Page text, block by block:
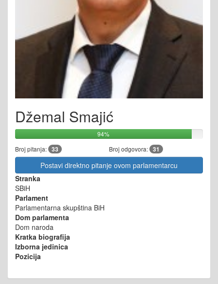
Džemal Smajić
94%
Broj pitanja: 33 Broj odgovora: 31
Postavi direktno pitanje ovom parlamentarcu
Stranka
SBiH
Parlament
Parlamentarna skupština BiH
Dom parlamenta
Dom naroda
Kratka biografija
Izborna jedinica
Pozicija